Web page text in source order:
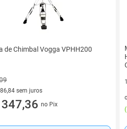
de Chimbal Vogga VPHH200
sem juros
86,84 sem jurosno Pix
(